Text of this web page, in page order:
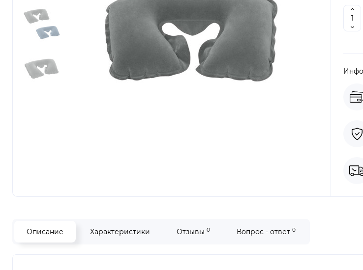
Описание Характеристики Отзывы 0 Вопрос - ответ 0